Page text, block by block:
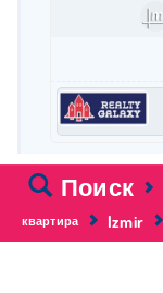
Поиск
квартира Izmir